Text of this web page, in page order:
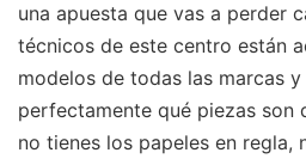
una apuesta que vas a perder
técnicos de este centro están
modelos de todas las marcas
perfectamente qué piezas son
no tienes los papeles en regla,